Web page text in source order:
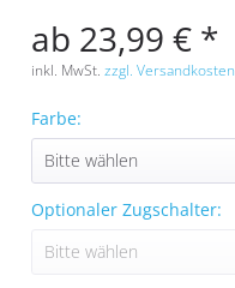
ab 23,99 € *
inkl. MwSt.zzgl. Versandkosten
Farbe:
Optionaler Zugschalter: